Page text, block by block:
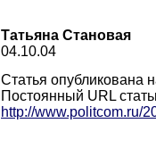
Татьяна Становая
04.10.04
Статья опубликована
Постоянный URL
http://www.politcom.ru/